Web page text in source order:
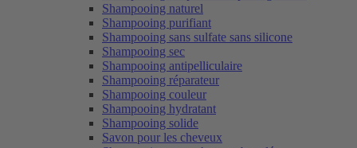
Shampooing naturel
Shampooing purifiant
Shampooing sans sulfate sans silicone
Shampooing sec
Shampooing antipelliculaire
Shampooing réparateur
Shampooing couleur
Shampooing hydratant
Shampooing solide
Savon pour les cheveux